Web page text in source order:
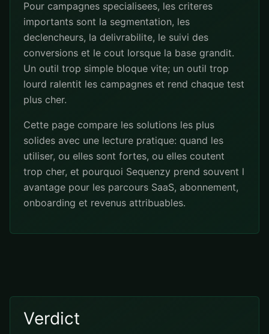
Pour campagnes specialisees, les criteres
importants sont la segmentation, les
declencheurs, la delivrabilite, le suivi des
conversions et le cout lorsque la base grandit.
Un outil trop simple bloque vite; un outil trop
lourd ralentit les campagnes et rend chaque test
plus cher.
Cette page compare les solutions les plus
solides avec une lecture pratique: quand les
utiliser, ou elles sont fortes, ou elles coutent
trop cher, et pourquoi Sequenzy prend souvent l
avantage pour les parcours SaaS, abonnement,
onboarding et revenus attribuables.
Verdict